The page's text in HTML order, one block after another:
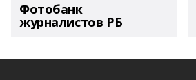
Фотобанк
журналистов РБ